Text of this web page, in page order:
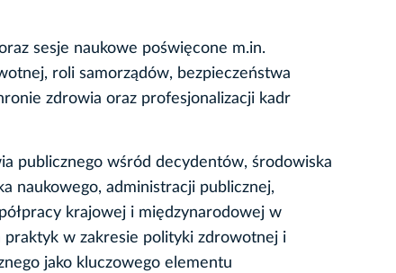
sesje naukowe poświęcone m.in.
roli samorządów, bezpieczeństwa
zdrowia oraz profesjonalizacji kadr
publicznego wśród decydentów, środowiska
naukowego, administracji publicznej,
krajowej i międzynarodowej w
praktyk w zakresie polityki zdrowotnej i
jako kluczowego elementu